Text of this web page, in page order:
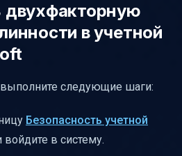
двухфакторную
в учетной
следующие шаги:
Безопасность учетной
войдите в систему.